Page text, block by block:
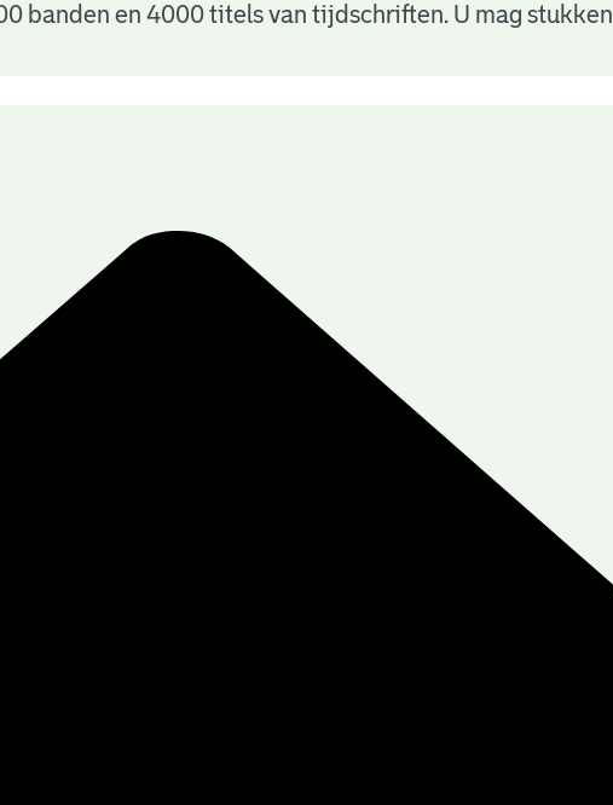
banden en 4000 titels van tijdschriften. U mag stukken